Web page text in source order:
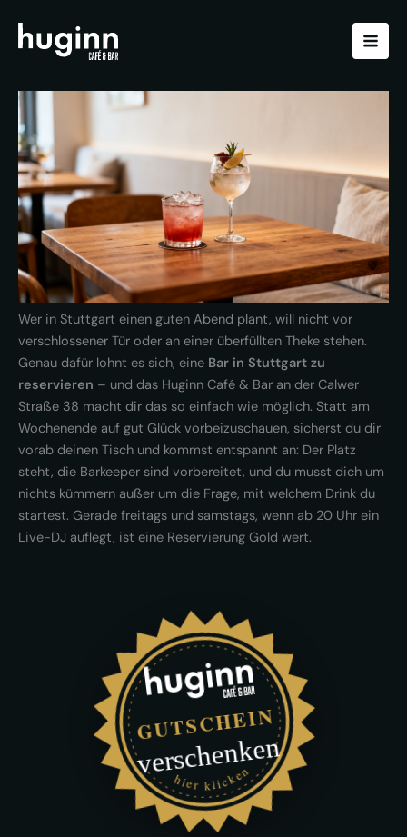
Inhalt
springen
Wer in Stuttgart einen guten Abend plant, will nicht vor
verschlossener Tür oder an einer überfüllten Theke stehen.
Genau dafür lohnt es sich, eine Bar in Stuttgart zu
reservieren – und das Huginn Café & Bar an der Calwer
Straße 38 macht dir das so einfach wie möglich. Statt am
Wochenende auf gut Glück vorbeizuschauen, sicherst du dir
vorab deinen Tisch und kommst entspannt an: Der Platz
steht, die Barkeeper sind vorbereitet, und du musst dich um
nichts kümmern außer um die Frage, mit welchem Drink du
startest. Gerade freitags und samstags, wenn ab 20 Uhr ein
Live-DJ auflegt, ist eine Reservierung Gold wert.
GUTSCHEIN
verschenken
hier klicken